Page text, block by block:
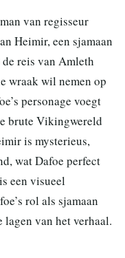
van regisseur
Heimir, een sjamaan
reis van Amleth
wraak wil nemen op
personage voegt
brute Vikingwereld
is mysterieus,
wat Dafoe perfect
een visueel
rol als sjamaan
lagen van het verhaal.